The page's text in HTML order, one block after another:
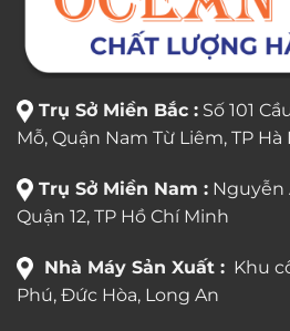
Trụ Sở Miền Bắc : Số 101
Mỗ, Quận Nam Từ Liêm, TP Hà
Trụ Sở Miền Nam : Nguyễn
Quận 12, TP Hồ Chí Minh
Nhà Máy Sản Xuất : Khu
Phú, Đức Hòa, Long An